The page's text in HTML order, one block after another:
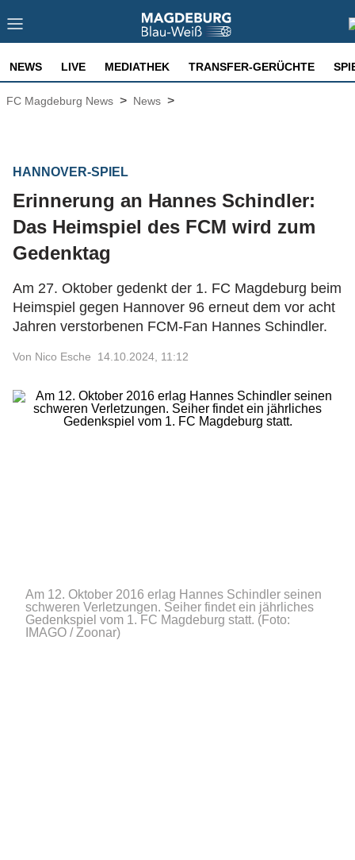
NEWS LIVE MEDIATHEK TRANSFER-GERÜCHTE
FC Magdeburg News > News >
HANNOVER-SPIEL
Erinnerung an Hannes Schindler:
Das Heimspiel des FCM wird zum
Gedenktag
Am 27. Oktober gedenkt der 1. FC Magdeburg beim
Heimspiel gegen Hannover 96 erneut dem vor acht
Jahren verstorbenen FCM-Fan Hannes Schindler.
Von Nico Esche 14.10.2024, 11:12
Am 12. Oktober 2016 erlag Hannes Schindler seinen
schweren Verletzungen. Seiher findet ein jährliches
Gedenkspiel vom 1. FC Magdeburg statt. (Foto:
IMAGO / Zoonar)